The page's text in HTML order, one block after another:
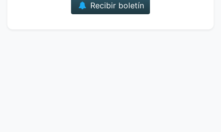
Recibir boletín